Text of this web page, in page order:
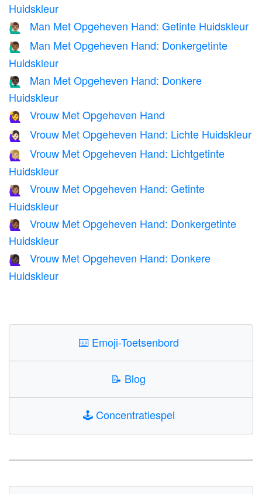
Huidskleur
🙋🏽‍♂️ Man Met Opgeheven Hand: Getinte Huidskleur
🙋🏾‍♂️
Man Met Opgeheven Hand: Donkergetinte
Huidskleur
🙋🏿‍♂️
Man Met Opgeheven Hand: Donkere
Huidskleur
🙋‍♀️ Vrouw Met Opgeheven Hand
🙋🏻‍♀️ Vrouw Met Opgeheven Hand: Lichte Huidskleur
🙋🏼‍♀️
Vrouw Met Opgeheven Hand: Lichtgetinte
Huidskleur
🙋🏽‍♀️
Vrouw Met Opgeheven Hand: Getinte
Huidskleur
🙋🏾‍♀️
Vrouw Met Opgeheven Hand: Donkergetinte
Huidskleur
🙋🏿‍♀️
Vrouw Met Opgeheven Hand: Donkere
Huidskleur
⌨️ Emoji-Toetsenbord
📝 Blog
🕹️Concentratiespel